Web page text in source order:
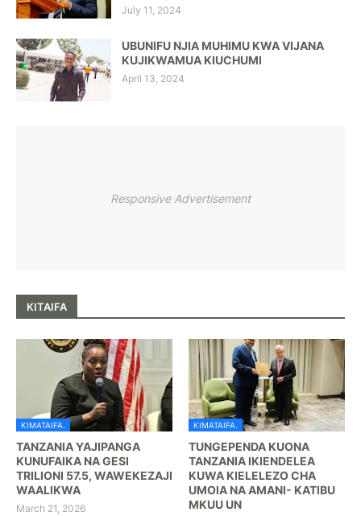
July 11, 2024
UBUNIFU NJIA MUHIMU KWA VIJANA
KUJIKWAMUA KIUCHUMI
April 13, 2024
Responsive Advertisement
KITAIFA
KIMATAIFA.
TANZANIA YAJIPANGA
KUNUFAIKA NA GESI
TRILIONI 57.5, WAWEKEZAJI
WAALIKWA
March 21, 2026
KIMATAIFA.
TUNGEPENDA KUONA
TANZANIA IKIENDELEA
KUWA KIELELEZO CHA
UMOIA NA AMANI- KATIBU
MKUU UN